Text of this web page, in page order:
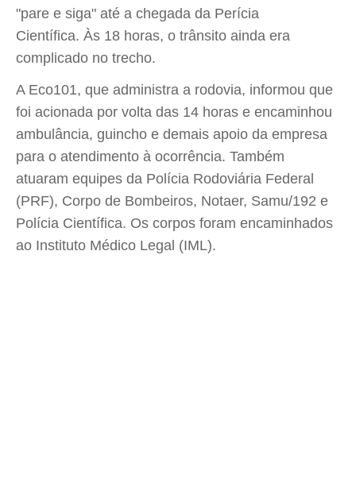
"pare e siga" até a chegada da Perícia
Científica. Às 18 horas, o trânsito ainda era
complicado no trecho.
A Eco101, que administra a rodovia, informou que
foi acionada por volta das 14 horas e encaminhou
ambulância, guincho e demais apoio da empresa
para o atendimento à ocorrência. Também
atuaram equipes da Polícia Rodoviária Federal
(PRF), Corpo de Bombeiros, Notaer, Samu/192 e
Polícia Científica. Os corpos foram encaminhados
ao Instituto Médico Legal (IML).